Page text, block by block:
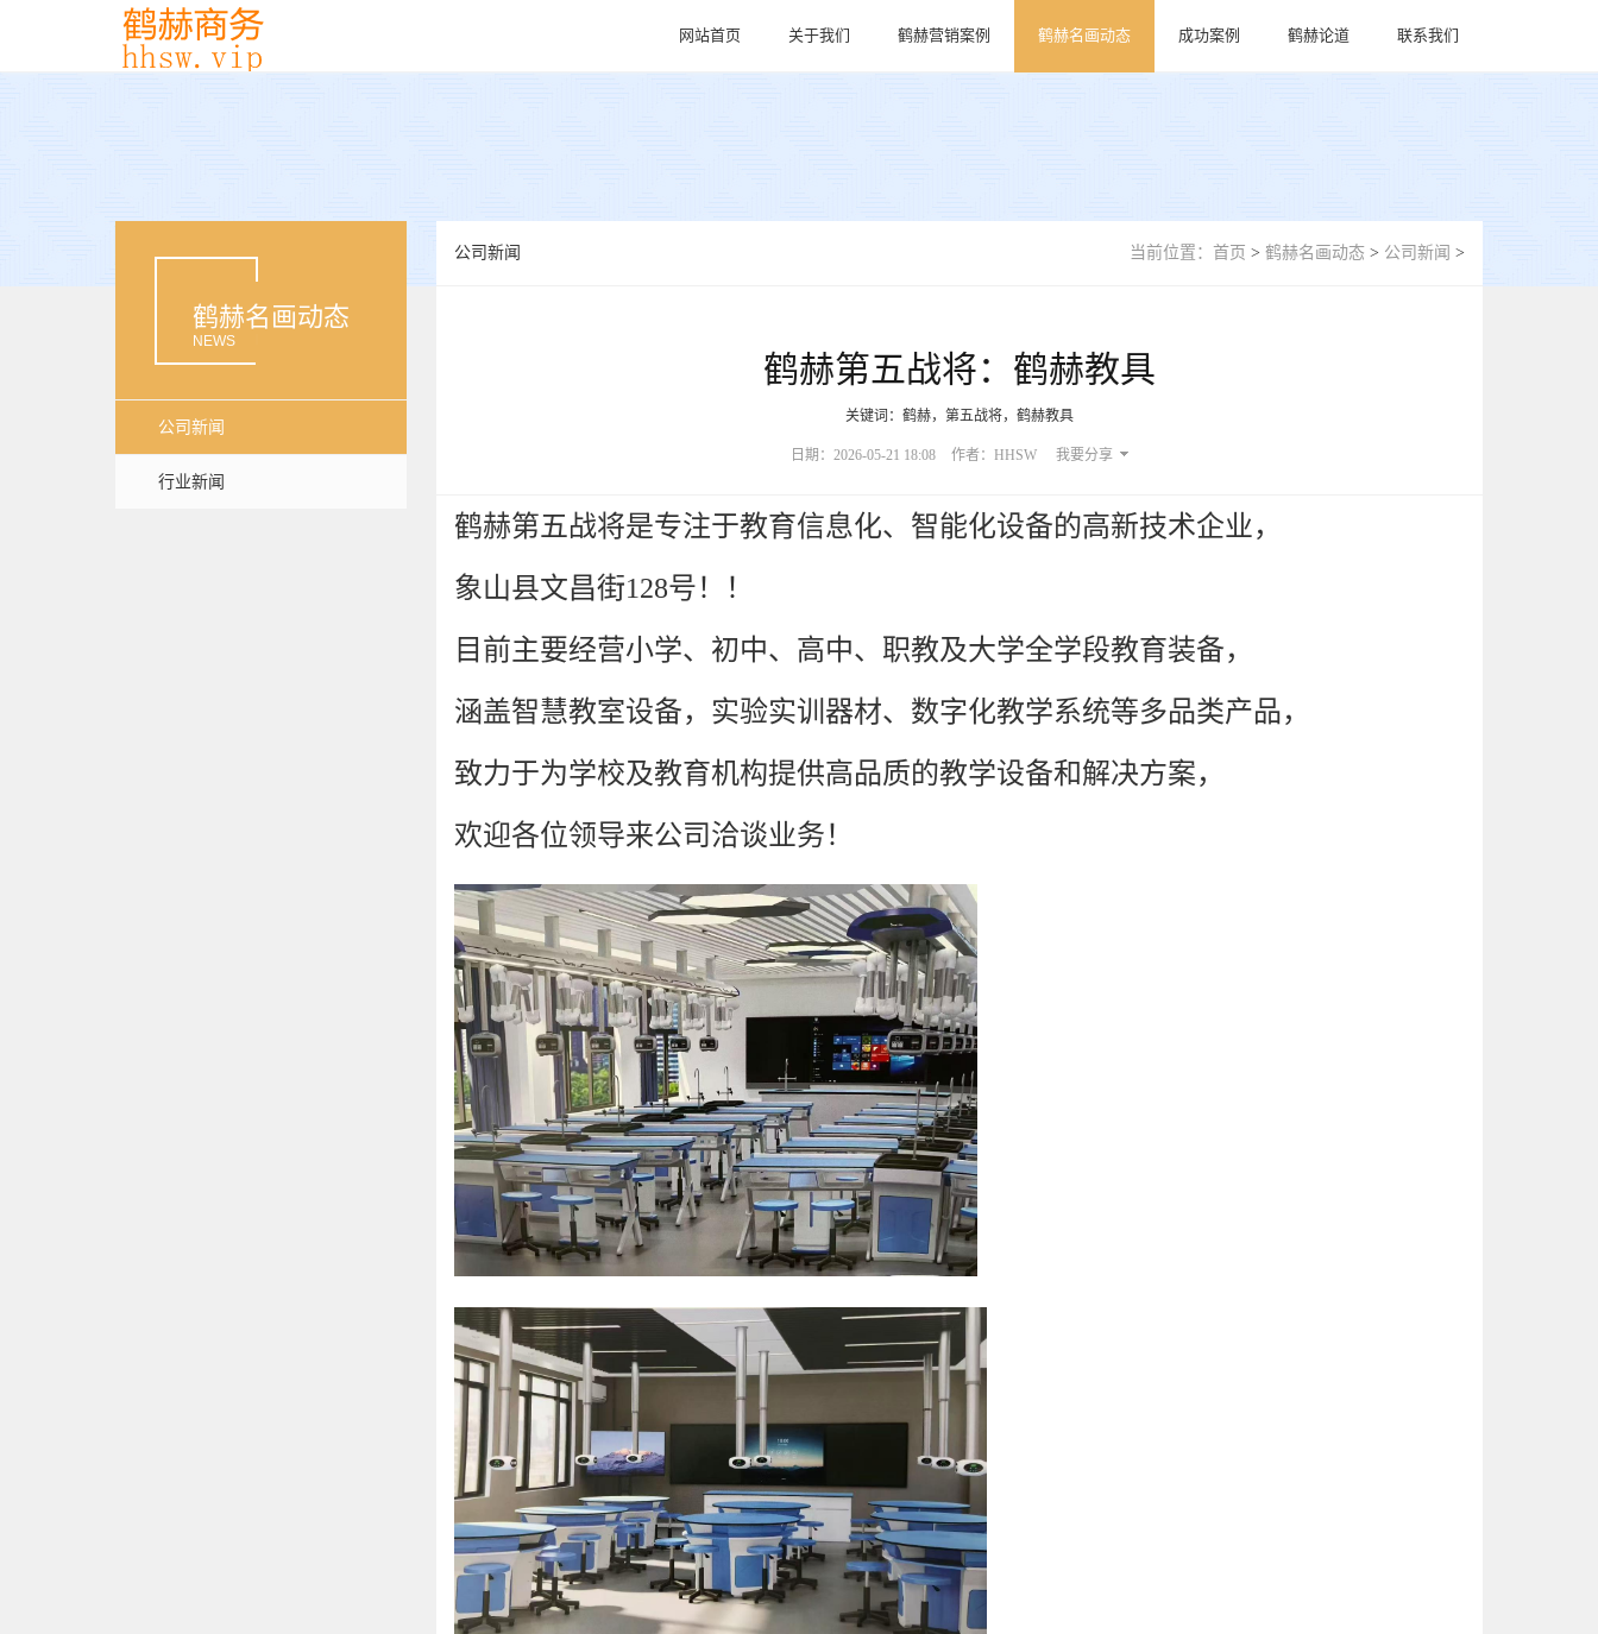
网站首页 关于我们 鹤赫营销案例 鹤赫名画动态 成功案例 鹤赫论道 联系我们
鹤赫名画动态
NEWS
公司新闻
行业新闻
公司新闻 当前位置： 首页 > 鹤赫名画动态 > 公司新闻 >
鹤赫第五战将：鹤赫教具
关键词：鹤赫，第五战将，鹤赫教具
日期：2026-05-21 18:08 作者：HHSW 我要分享
鹤赫第五战将是专注于教育信息化、智能化设备的高新技术企业，
象山县文昌街128号！！
目前主要经营小学、初中、高中、职教及大学全学段教育装备，
涵盖智慧教室设备，实验实训器材、数字化教学系统等多品类产品，
致力于为学校及教育机构提供高品质的教学设备和解决方案，
欢迎各位领导来公司洽谈业务！